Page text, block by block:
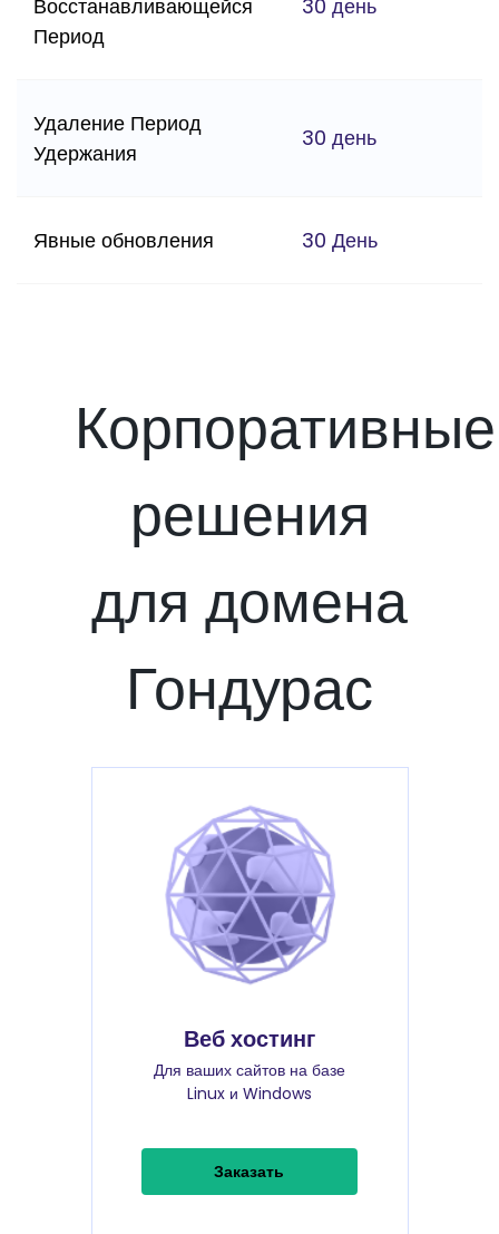
Восстанавливающейся
Период
30 день
Удаление Период
Удержания
30 день
Явные обновления 30 День
Корпоративные
решения
для домена
Гондурас
Веб хостинг
Для ваших сайтов на базе
Linux и Windows
Заказать